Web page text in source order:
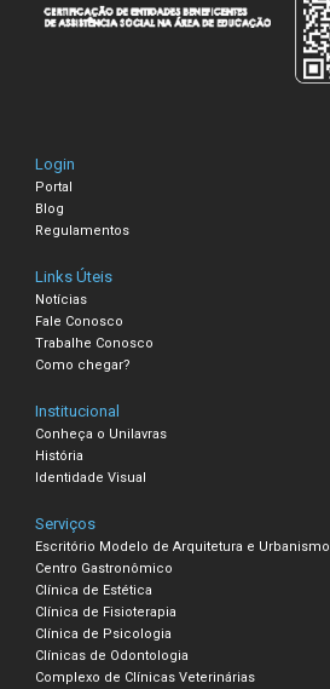
Login
Portal
Blog
Regulamentos
Links Úteis
Notícias
Fale Conosco
Trabalhe Conosco
Como chegar?
Institucional
Conheça o Unilavras
História
Identidade Visual
Serviços
Escritório Modelo de Arquitetura e Urbanismo
Centro Gastronômico
Clínica de Estética
Clínica de Fisioterapia
Clínica de Psicologia
Clínicas de Odontologia
Complexo de Clínicas Veterinárias